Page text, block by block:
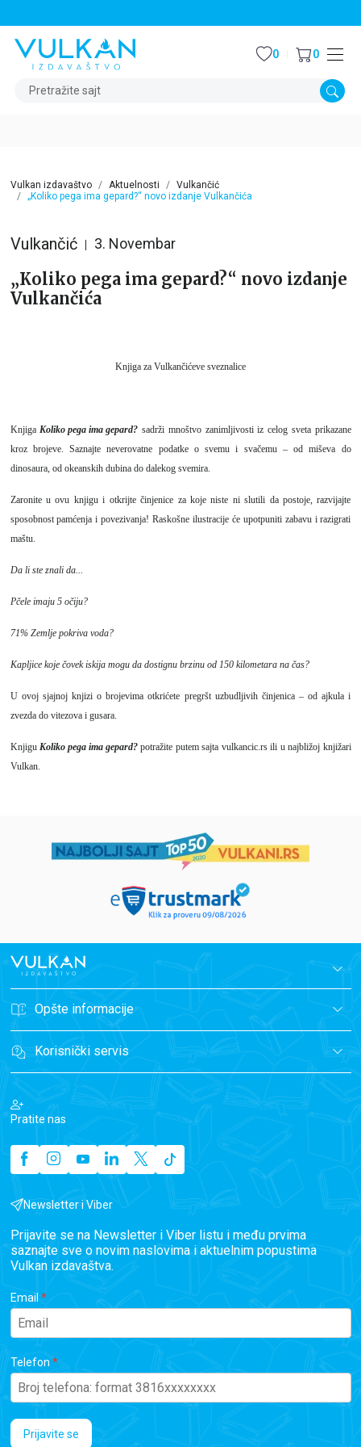
Pretražite sajt
0 0
Vulkan izdavaštvo Aktuelnosti
Vulkančić
„Koliko pega ima gepard?“ novo izdanje Vulkančića
Vulkančić 3. Novembar
„Koliko pega ima gepard?“ novo izdanje
Vulkančića
Knjiga za Vulkančićeve sveznalice
KnjigaKoliko pega ima gepard? sadrži mnoštvo zanimljivosti iz celog sveta prikazane
kroz brojeve. Saznajte neverovatne podatke o svemu i svačemu – od miševa do
dinosaura, od okeanskih dubina do dalekog svemira.
Zaronite u ovu knjigu i otkrijte činjenice za koje niste ni slutili da postoje, razvijajte
sposobnost pamćenja i povezivanja! Raskošne ilustracije će upotpuniti zabavu i razigrati
maštu.
Da li ste znali da...
Pčele imaju 5 očiju?
71% Zemlje pokriva voda?
Kapljice koje čovek iskija mogu da dostignu brzinu od 150 kilometara na čas?
U ovoj sjajnoj knjizi o brojevima otkrićete pregršt uzbudljivih činjenica – od ajkula i
zvezda do vitezova i gusara.
Knjigu Koliko pega ima gepard?potražite putem sajta vulkancic.rsili u najbližoj knjižari
Vulkan.
Opšte informacije
Korisnički servis
Pratite nas
Newsletter i Viber
Prijavite se na Newsletter i Viber listu i među prvima
saznajte sve o novim naslovima i aktuelnim popustima
Vulkan izdavaštva.
Email
Telefon
Prijavite se